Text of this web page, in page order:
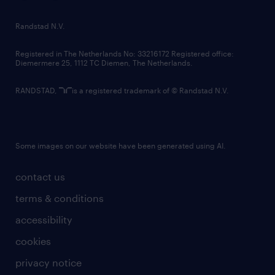
randstad innovation fund
country websites
contact us
terms & conditions
accessibility
cookies
privacy notice
Randstad N.V.
Registered in The Netherlands No: 33216172 Registered office:
Diemermere 25, 1112 TC Diemen, The Netherlands.
RANDSTAD, is a registered trademark of © Randstad N.V.
Some images on our website have been generated using AI.